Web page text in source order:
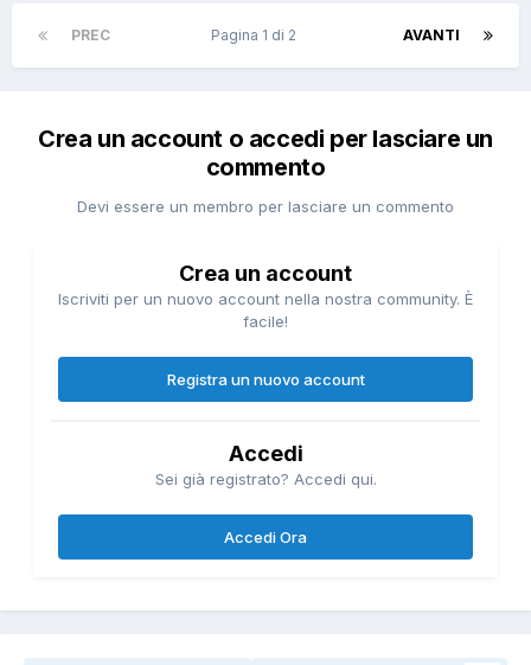
PREC AVANTI
Pagina 1 di 2
Crea un account o accedi per lasciare un
commento
Devi essere un membro per lasciare un commento
Crea un account
Iscriviti per un nuovo account nella nostra community. È
facile!
Registra un nuovo account
Accedi
Sei già registrato? Accedi qui.
Accedi Ora